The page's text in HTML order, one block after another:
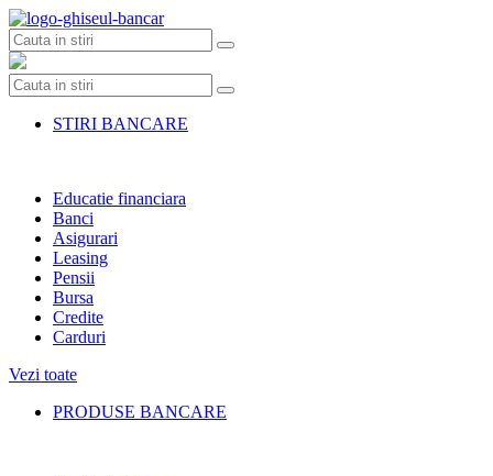
Skip
to
content
STIRI BANCARE
Educatie financiara
Banci
Asigurari
Leasing
Pensii
Bursa
Credite
Carduri
Vezi toate
PRODUSE BANCARE